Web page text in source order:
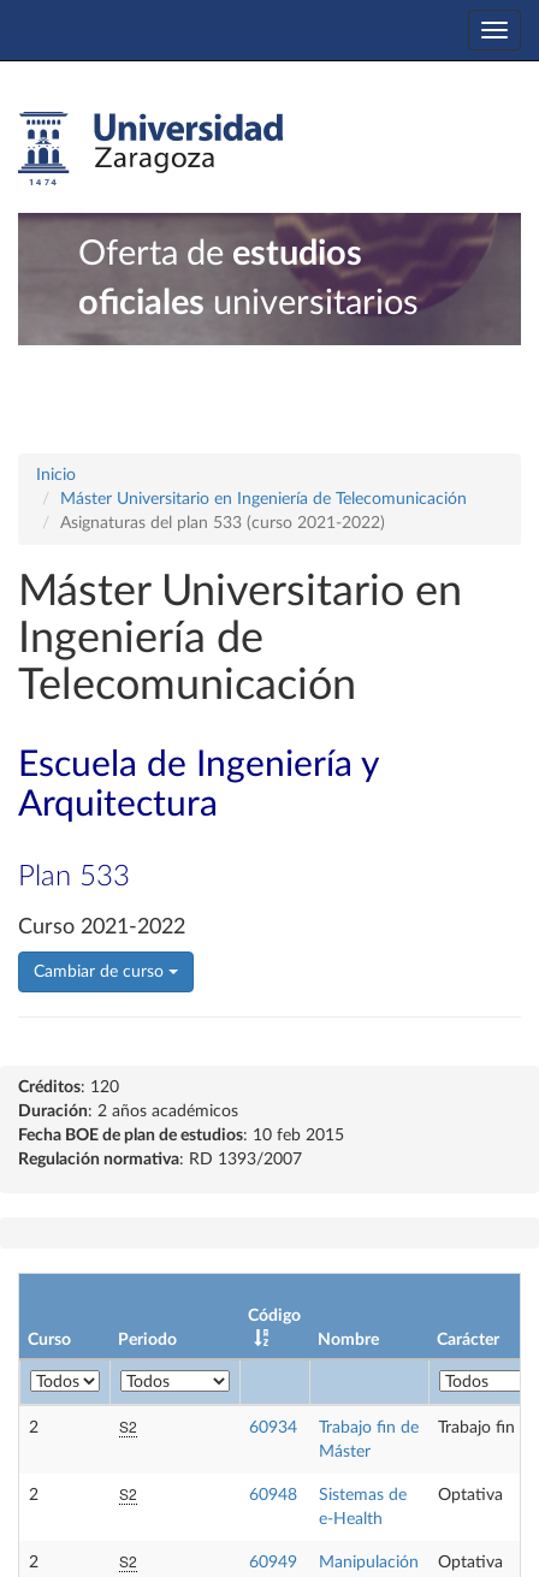
Oferta de estudios
oficiales universitarios
Inicio
Máster Universitario en Ingeniería de Telecomunicación
Asignaturas del plan 533 (curso 2021-2022)
Máster Universitario en
Ingeniería de
Telecomunicación
Escuela de Ingeniería y
Arquitectura
Plan 533
Curso 2021-2022
Cambiar de curso
Créditos: 120
Duración: 2 años académicos
Fecha BOE de plan de estudios: 10 feb 2015
Regulación normativa: RD 1393/2007
Curso Periodo
Código
Nombre
Carácter
2 S2 60934
Trabajo fin de
Máster
Trabajo fin
2 S2 60948
Sistemas de
e-Health
Optativa
2 S2 60949
Manipulación
Optativa